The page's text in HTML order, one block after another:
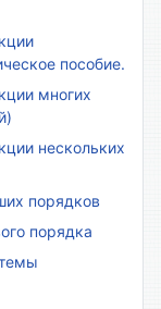
пособие.
многих
нескольких
порядков
порядка